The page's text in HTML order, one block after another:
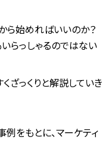
ら始めればいいのか？
らっしゃるのではない
ざっくりと解説していき
をもとに、マーケティ